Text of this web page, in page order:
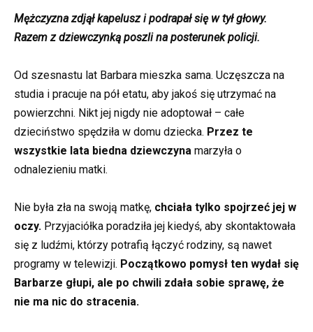
Mężczyzna zdjął kapelusz i podrapał się w tył głowy.
Razem z dziewczynką poszli na posterunek policji.
Od szesnastu lat Barbara mieszka sama. Uczęszcza na
studia i pracuje na pół etatu, aby jakoś się utrzymać na
powierzchni. Nikt jej nigdy nie adoptował – całe
dzieciństwo spędziła w domu dziecka. Przez te
wszystkie lata biedna dziewczyna marzyła o
odnalezieniu matki.
Nie była zła na swoją matkę, chciała tylko spojrzeć jej w
oczy. Przyjaciółka poradziła jej kiedyś, aby skontaktowała
się z ludźmi, którzy potrafią łączyć rodziny, są nawet
programy w telewizji. Początkowo pomysł ten wydał się
Barbarze głupi, ale po chwili zdała sobie sprawę, że
nie ma nic do stracenia.